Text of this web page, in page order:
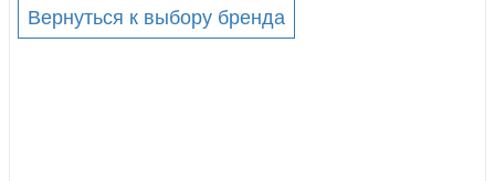
Вернуться к выбору бренда